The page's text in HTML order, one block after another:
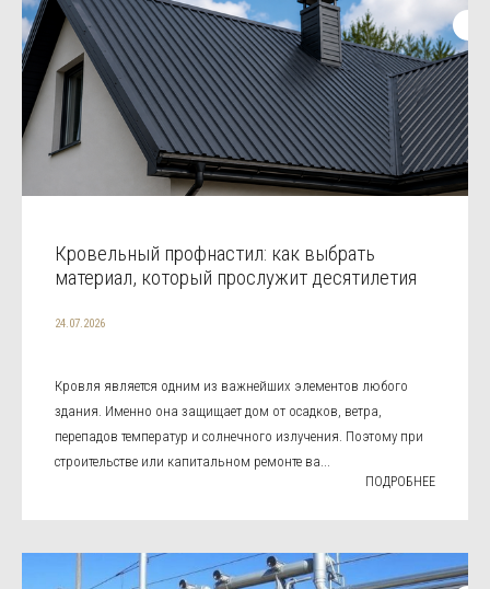
Кровельный профнастил: как выбрать
материал, который прослужит десятилетия
24.07.2026
Кровля является одним из важнейших элементов любого
здания. Именно она защищает дом от осадков, ветра,
перепадов температур и солнечного излучения. Поэтому при
строительстве или капитальном ремонте ва...
ПОДРОБНЕЕ